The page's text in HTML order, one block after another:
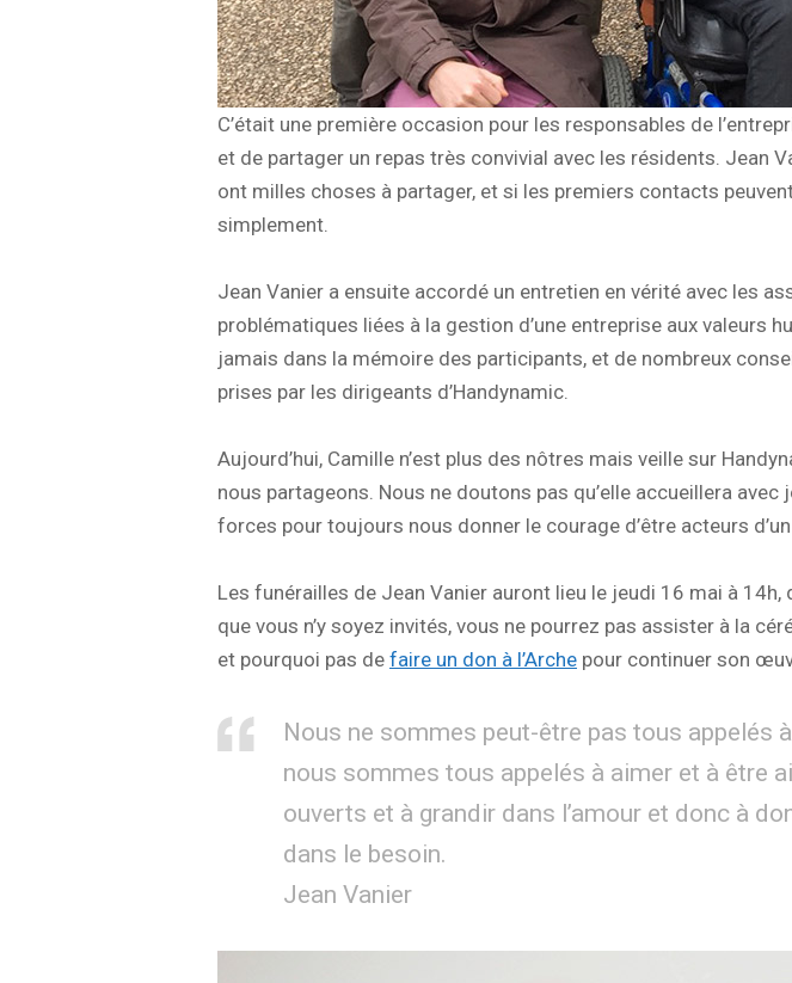
C’était une première occasion pour les responsables de
et de partager un repas très convivial avec les résidents. Jean
ont milles choses à partager, et si les premiers contacts
simplement.
Jean Vanier a ensuite accordé un entretien en vérité avec les
problématiques liées à la gestion d’une entreprise aux valeurs
jamais dans la mémoire des participants, et de nombreux
prises par les dirigeants d’Handynamic.
Aujourd’hui, Camille n’est plus des nôtres mais veille sur
nous partageons. Nous ne doutons pas qu’elle accueillera
forces pour toujours nous donner le courage d’être acteurs
Les funérailles de Jean Vanier auront lieu le jeudi 16 mai à
que vous n’y soyez invités, vous ne pourrez pas assister à la
et pourquoi pas de faire un don à l’Arche pour continuer son
Nous ne sommes peut-être pas tous
nous sommes tous appelés à aimer et à être
ouverts et à grandir dans l’amour et donc à
dans le besoin.
Jean Vanier